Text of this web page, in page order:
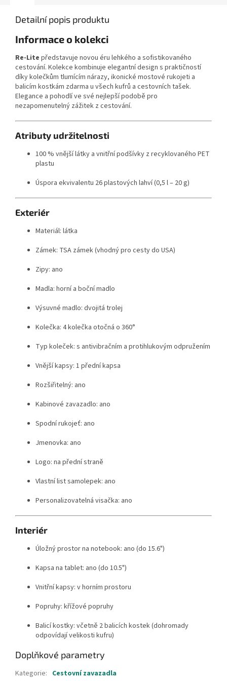
Detailní popis produktu
Informace o kolekci
Re-Lite představuje novou éru lehkého a sofistikovaného
cestování. Kolekce kombinuje elegantní design s praktičností
díky kolečkům tlumícím nárazy, ikonické mostové rukojeti a
balicím kostkám zdarma u všech kufrů a cestovních tašek.
Elegance a pohodlí ve své nejlepší podobě pro
nezapomenutelný zážitek z cestování.
Atributy udržitelnosti
100 % vnější látky a vnitřní podšívky z recyklovaného PET
plastu
Úspora ekvivalentu 26 plastových lahví (0,5 l – 20 g)
Exteriér
Materiál: látka
Zámek: TSA zámek (vhodný pro cesty do USA)
Zipy: ano
Madla: horní a boční madlo
Výsuvné madlo: dvojitá trolej
Kolečka: 4 kolečka otočná o 360°
Typ koleček: s antivibračním a protihlukovým odpružením
Vnější kapsy: 1 přední kapsa
Rozšiřitelný: ano
Kabinové zavazadlo: ano
Spodní rukojeť: ano
Jmenovka: ano
Logo: na přední straně
Vlastní list samolepek: ano
Personalizovatelná visačka: ano
Interiér
Úložný prostor na notebook: ano (do 15.6")
Kapsa na tablet: ano (do 10.5")
Vnitřní kapsy: v horním prostoru
Popruhy: křížové popruhy
Balicí kostky: včetně 2 balicích kostek (dohromady
odpovídají velikosti kufru)
Doplňkové parametry
Kategorie: Cestovní zavazadla